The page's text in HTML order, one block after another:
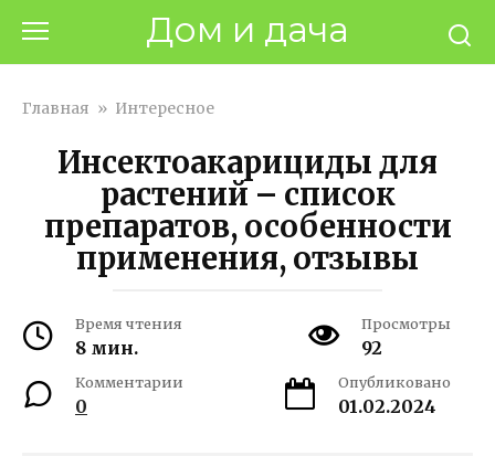
контенту
Дом и дача
Главная » Интересное
Инсектоакарициды для
растений – список
препаратов, особенности
применения, отзывы
Время чтения
8 мин.
Просмотры
92
Комментарии
0
Опубликовано
01.02.2024